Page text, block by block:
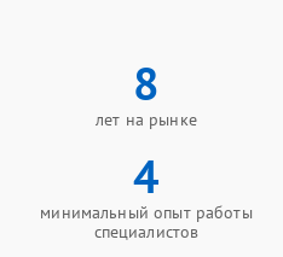
8
лет на рынке
4
минимальный опыт работы
специалистов